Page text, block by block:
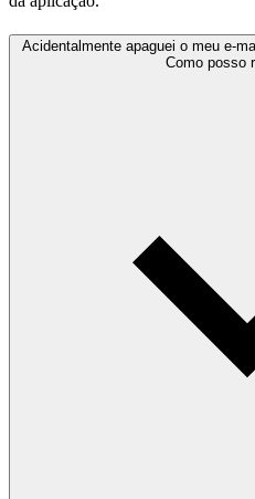
Acidentalmente apaguei o meu e-
Como posso